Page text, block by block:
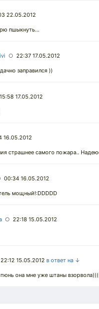
22.05.2012
пшыкнуть...
○ 22:37 17.05.2012
заправился ))
15:58 17.05.2012
16.05.2012
страшнее самого пожара..
00:34 16.05.2012
мощный!:DDDDD
○ 22:18 15.05.2012
22:12 15.05.2012 в ответ на ↓
она мне уже штаны